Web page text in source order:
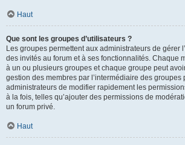
Haut
Que sont les groupes d’utilisateurs ?
Les groupes permettent aux administrateurs de gérer
des invités au forum et à ses fonctionnalités. Chaque
à un ou plusieurs groupes et chaque groupe peut
gestion des membres par l’intermédiaire des groupes
administrateurs de modifier rapidement les
à la fois, telles qu’ajouter des permissions de
un forum privé.
Haut